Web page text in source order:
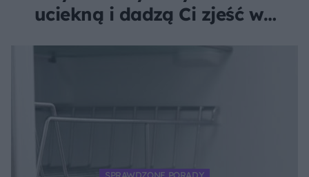
uciekną i dadzą Ci zjeść w
SPRAWDZONE PORADY